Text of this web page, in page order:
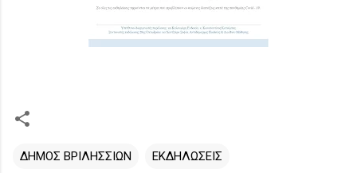
ΔΗΜΟΣ ΒΡΙΛΗΣΣΙΩΝ ΕΚΔΗΛΩΣΕΙΣ